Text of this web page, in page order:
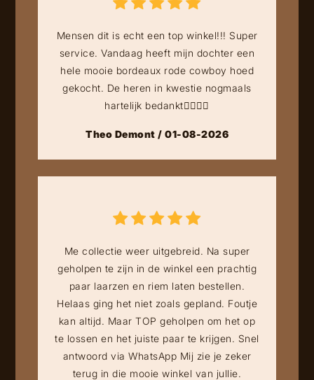
Mensen dit is echt een top winkel!!! Super
service. Vandaag heeft mijn dochter een
hele mooie bordeaux rode cowboy hoed
gekocht. De heren in kwestie nogmaals
hartelijk bedankt👍🏻👍🏻
Theo Demont / 01-08-2026
Me collectie weer uitgebreid. Na super
geholpen te zijn in de winkel een prachtig
paar laarzen en riem laten bestellen.
Helaas ging het niet zoals gepland. Foutje
kan altijd. Maar TOP geholpen om het op
te lossen en het juiste paar te krijgen. Snel
antwoord via WhatsApp Mij zie je zeker
terug in die mooie winkel van jullie.